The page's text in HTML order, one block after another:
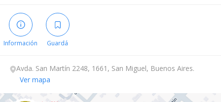
Información Guardá
Avda. San Martín 2248, 1661, San Miguel, Buenos Aires.
Ver mapa